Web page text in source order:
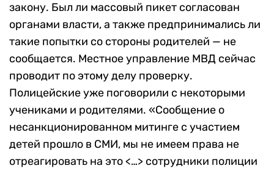
закону. Был ли массовый пикет согласован
органами власти, а также предпринимались ли
такие попытки со стороны родителей — не
сообщается. Местное управление МВД сейчас
проводит по этому делу проверку.
Полицейские уже поговорили с некоторыми
учениками и родителями. «Сообщение о
несанкционированном митинге с участием
детей прошло в СМИ, мы не имеем права не
отреагировать на это <…> сотрудники полиции